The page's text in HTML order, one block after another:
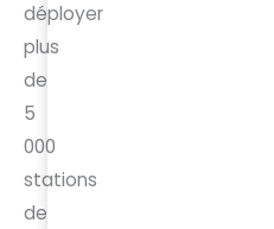
déployer
plus
de
5
000
stations
de